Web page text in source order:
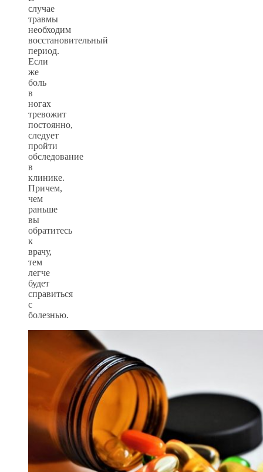
случае
травмы
необходим
восстановительный
период.
Если
же
боль
в
ногах
тревожит
постоянно,
следует
пройти
обследование
в
клинике.
Причем,
чем
раньше
вы
обратитесь
к
врачу,
тем
легче
будет
справиться
с
болезнью.